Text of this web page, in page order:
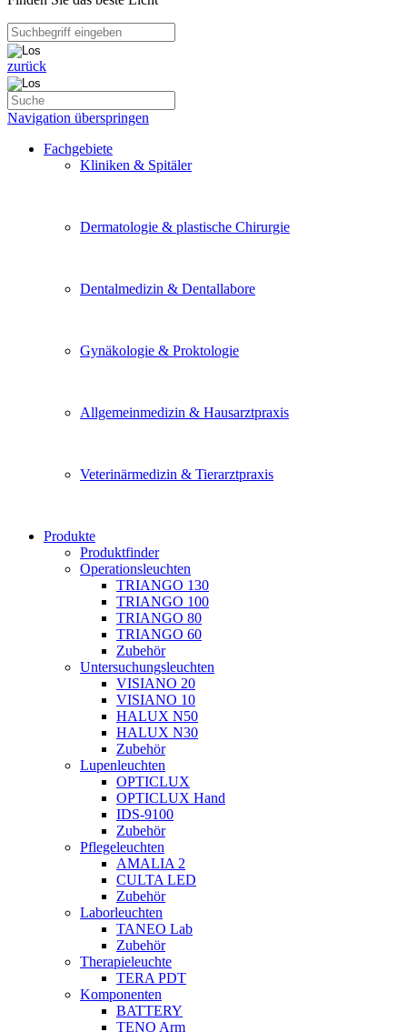
zurück
Navigation überspringen
Fachgebiete
Kliniken & Spitäler
Dermatologie & plastische Chirurgie
Dentalmedizin & Dentallabore
Gynäkologie & Proktologie
Allgemeinmedizin & Hausarztpraxis
Veterinärmedizin & Tierarztpraxis
Produkte
Produktfinder
Operationsleuchten
TRIANGO 130
TRIANGO 100
TRIANGO 80
TRIANGO 60
Zubehör
Untersuchungsleuchten
VISIANO 20
VISIANO 10
HALUX N50
HALUX N30
Zubehör
Lupenleuchten
OPTICLUX
OPTICLUX Hand
IDS-9100
Zubehör
Pflegeleuchten
AMALIA 2
CULTA LED
Zubehör
Laborleuchten
TANEO Lab
Zubehör
Therapieleuchte
TERA PDT
Komponenten
BATTERY
TENO Arm